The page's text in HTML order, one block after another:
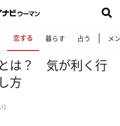
恋する 暮らす 占う メ
は？ 気が利く行
方